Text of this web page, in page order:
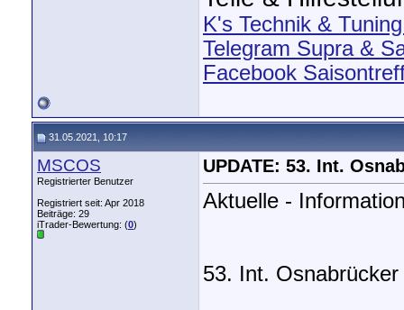
K's Technik &
Telegram Supra &
Facebook
31.05.2021, 10:17
MSCOS
Registrierter Benutzer
Registriert seit: Apr 2018
Beiträge: 29
iTrader-Bewertung: (0)
UPDATE: 53. Int.
Aktuelle -
53. Int.